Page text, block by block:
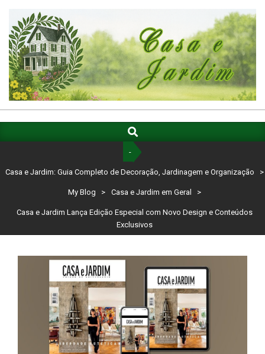
content
CASA
E
GUIA
COMPLETO
DE
DECORAÇÃO,
JARDINAGEM
ORGANIZAÇÃO
Navigation
Search
-
Casa e Jardim: Guia Completo de Decoração, Jardinagem e Organização >
My Blog > Casa e Jardim em Geral >
Casa e Jardim Lança Edição Especial com Novo Design e Conteúdos
Exclusivos